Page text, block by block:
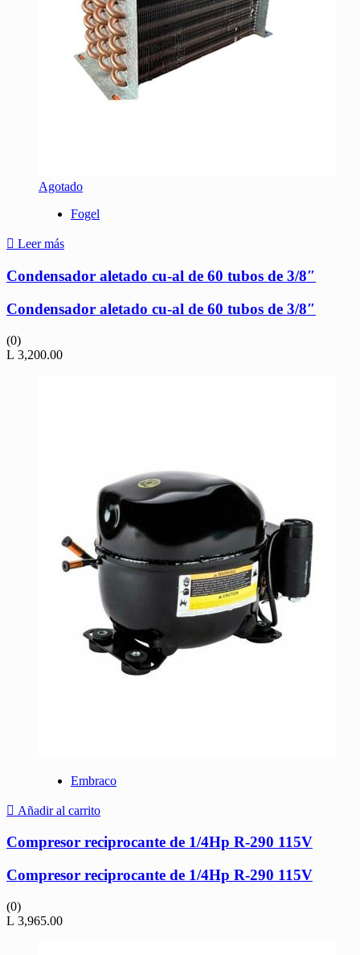
Agotado
Fogel
Leer más
Condensador aletado cu-al de 60 tubos de 3/8″
Condensador aletado cu-al de 60 tubos de 3/8″
(0)
L 3,200.00
Embraco
Añadir al carrito
Compresor reciprocante de 1/4Hp R-290 115V
Compresor reciprocante de 1/4Hp R-290 115V
(0)
L 3,965.00